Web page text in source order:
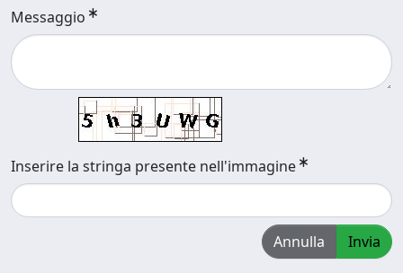
Messaggio
Inserire la stringa presente nell'immagine
Annulla Invia